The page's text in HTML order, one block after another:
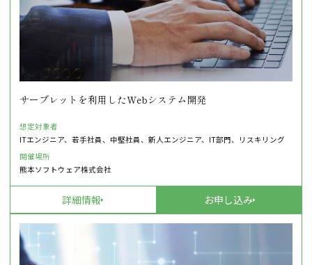
サーブレットを利用したWebシステム開発
想定対象者
ITエンジニア、若手社員、中堅社員、新人エンジニア、IT部門、リスキリング
開催場所
熊本ソフトウェア株式会社
詳細情報 お申し込み